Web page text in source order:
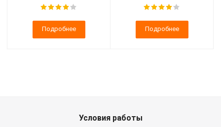
Подробнее Подробнее
Условия работы